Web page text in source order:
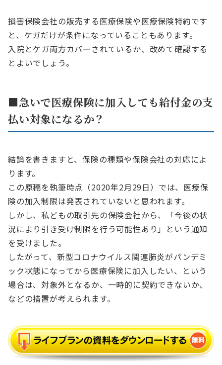
損害保険会社の販売する医療保険や医療保険特約です
と、ケガだけが条件になっていることもあります。
入院とケガ両方カバーされているか、改めて確認する
とよいでしょう。
■急いで医療保険に加入しても給付金の支
払い対象になるか？
結論を書きますと、保険の種類や保険会社の対応によ
ります。
この原稿を執筆時点（2020年2月29日）では、医療保
険の加入制限は発表されていないと思われます。
しかし、私どもの取引先の保険会社から、「今後の状
況により引き受け制限を行う可能性あり」という通知
を受けました。
したがって、新型コロナウイルス関連肺炎がパンデミ
ック状態になってから医療保険に加入したい、という
場合は、対象外となるか、一時的に契約できないか、
などの措置が考えられます。